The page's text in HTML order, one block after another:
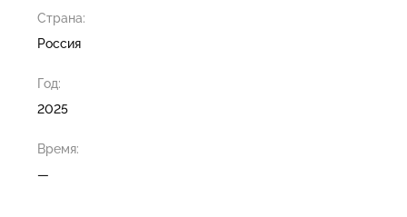
Страна:
Россия
Год:
2025
Время:
—